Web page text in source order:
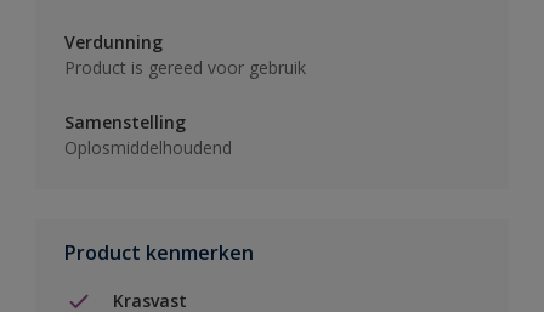
Verdunning
Product is gereed voor gebruik
Samenstelling
Oplosmiddelhoudend
Product kenmerken
Krasvast